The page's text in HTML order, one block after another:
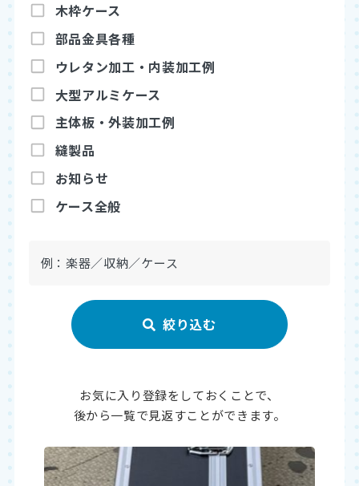
アルミブログ
お見積もり依頼
木枠ケース
部品金具各種
ウレタン加工・内装加工例
大型アルミケース
主体板・外装加工例
縫製品
お知らせ
ケース全般
お気に入り登録をしておくことで、
後から一覧で見返すことができます。